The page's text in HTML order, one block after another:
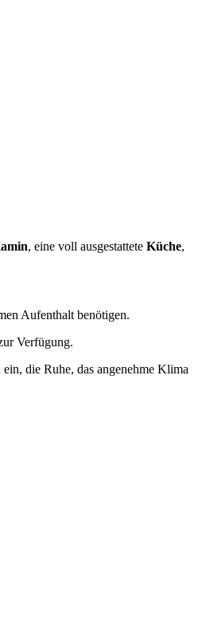
, eine voll ausgestattete Küche,
Aufenthalt benötigen.
Verfügung.
die Ruhe, das angenehme Klima